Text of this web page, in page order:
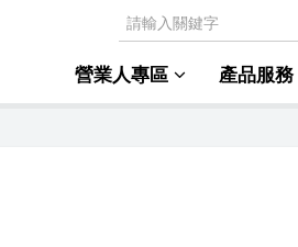
營業人專區 產品服務